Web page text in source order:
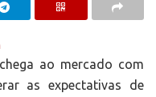
ao mercado com
as expectativas de